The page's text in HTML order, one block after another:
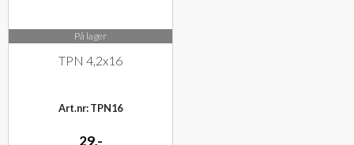
På lager
TPN 4,2x16
Art.nr: TPN16
29,-